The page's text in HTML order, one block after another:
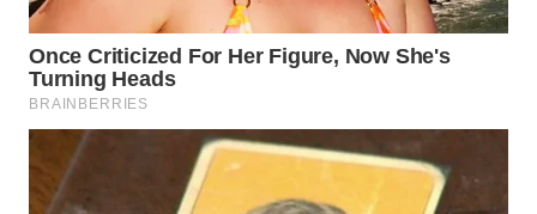
WAHANA
TRAVEL
WAHANA
TV
WAHANANEWS